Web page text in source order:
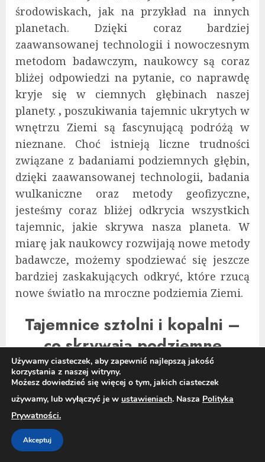
środowiskach, jak na przykład na innych
planetach. Dzięki coraz bardziej
zaawansowanej technologii i nowoczesnym
metodom badawczym, naukowcy są coraz
bliżej odpowiedzi na pytanie, co naprawdę
kryje się w ciemnych głębinach naszej
planety. , poszukiwania tajemnic ukrytych w
wnętrzu Ziemi są fascynującą podróżą w
nieznane. Choć istnieją liczne trudności
związane z badaniami podziemnych głębin,
dzięki zaawansowanej technologii, badania
wulkaniczne oraz metody geofizyczne,
jesteśmy coraz bliżej odkrycia wszystkich
tajemnic, jakie skrywa nasza planeta. W
miarę jak naukowcy rozwijają nowe metody
badawcze, możemy spodziewać się jeszcze
bardziej zaskakujących odkryć, które rzucą
nowe światło na mroczne podziemia Ziemi.
Tajemnice sztolni i kopalni –
co skrywają podziemne
konstrukcje?
Podziemne światy, które przez wieki
stanowiły nieodkrytą tajemnicę, wciąż
fascynują odkrywców, miłośników historii i
turystów. W ziemi skrywają się konstrukcje,
Używamy ciasteczek, aby zapewnić najlepszą jakość
korzystania z naszej witryny.
Możesz dowiedzieć się więcej o tym, jakich ciasteczek
używamy, lub wyłączyć je w ustawieniach. Nasza Polityka
Prywatności.
Akceptuj